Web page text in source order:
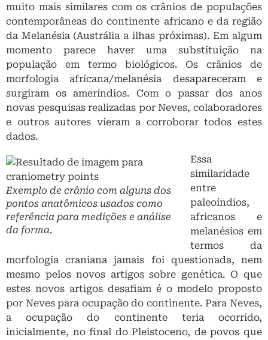
muito mais similares com os crânios de populações
contemporâneas do continente africano e da região
da Melanésia (Austrália a ilhas próximas). Em algum
momento parece haver uma substituição na
população em termo biológicos. Os crânios de
morfologia africana/melanésia desapareceram e
surgiram os ameríndios. Com o passar dos anos
novas pesquisas realizadas por Neves, colaboradores
e outros autores vieram a corroborar todos estes
dados.
Exemplo de crânio com alguns dos
pontos anatômicos usados como
referência para medições e análise
da forma.
Essa
similaridade
entre
paleoíndios,
africanos e
melanésios em
termos da
morfologia craniana jamais foi questionada, nem
mesmo pelos novos artigos sobre genética. O que
estes novos artigos desafiam é o modelo proposto
por Neves para ocupação do continente. Para Neves,
a ocupação do continente teria ocorrido,
inicialmente, no final do Pleistoceno, de povos que